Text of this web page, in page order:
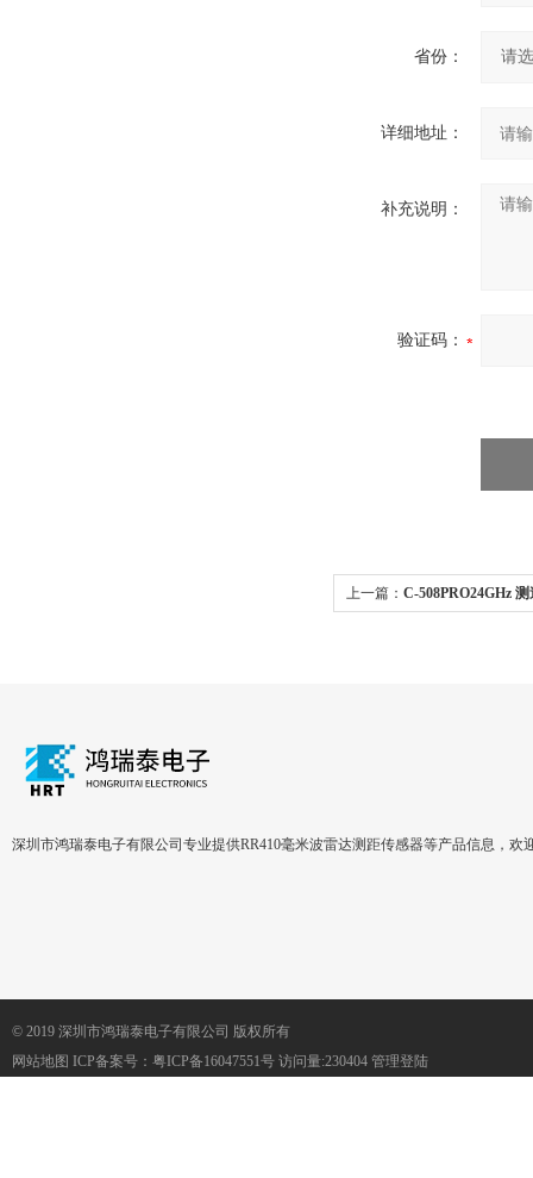
省份：
详细地址：
补充说明：
验证码：
上一篇： C-508PRO24GHz
深圳市鸿瑞泰电子有限公司专业提供RR410毫米波雷达测距传感器等产品信息，欢
© 2019 深圳市鸿瑞泰电子有限公司 版权所有
网站地图 ICP备案号： 粤ICP备16047551号 访问量:230404 管理登陆